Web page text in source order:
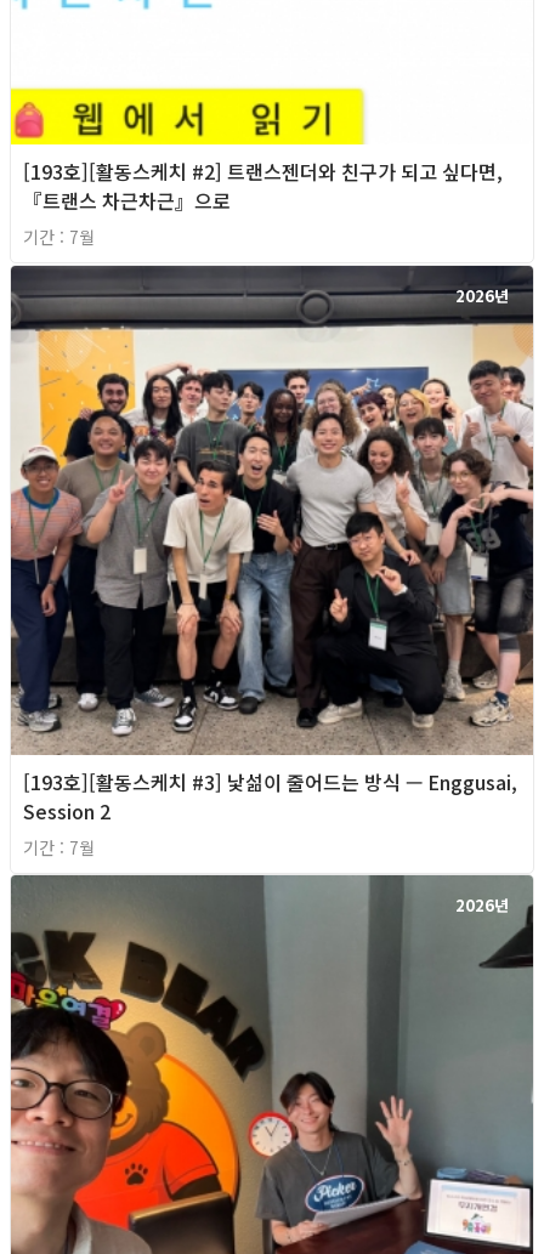
[193호][활동스케치 #2] 트랜스젠더와 친구가 되고 싶다면,
『트랜스 차근차근』으로
기간 : 7월
2026년
[193호][활동스케치 #3] 낯섦이 줄어드는 방식 — Enggusai,
Session 2
기간 : 7월
2026년